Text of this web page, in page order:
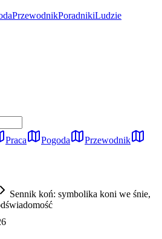
PrzewodnikPoradnikiLudzie
Praca Pogoda
Przewodnik
Sennik koń: symbolika koni we śnie,